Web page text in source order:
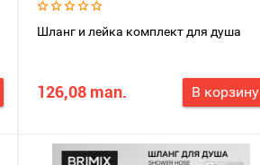
Шланг и лейка комплект для душа
126,08 man. В корзину